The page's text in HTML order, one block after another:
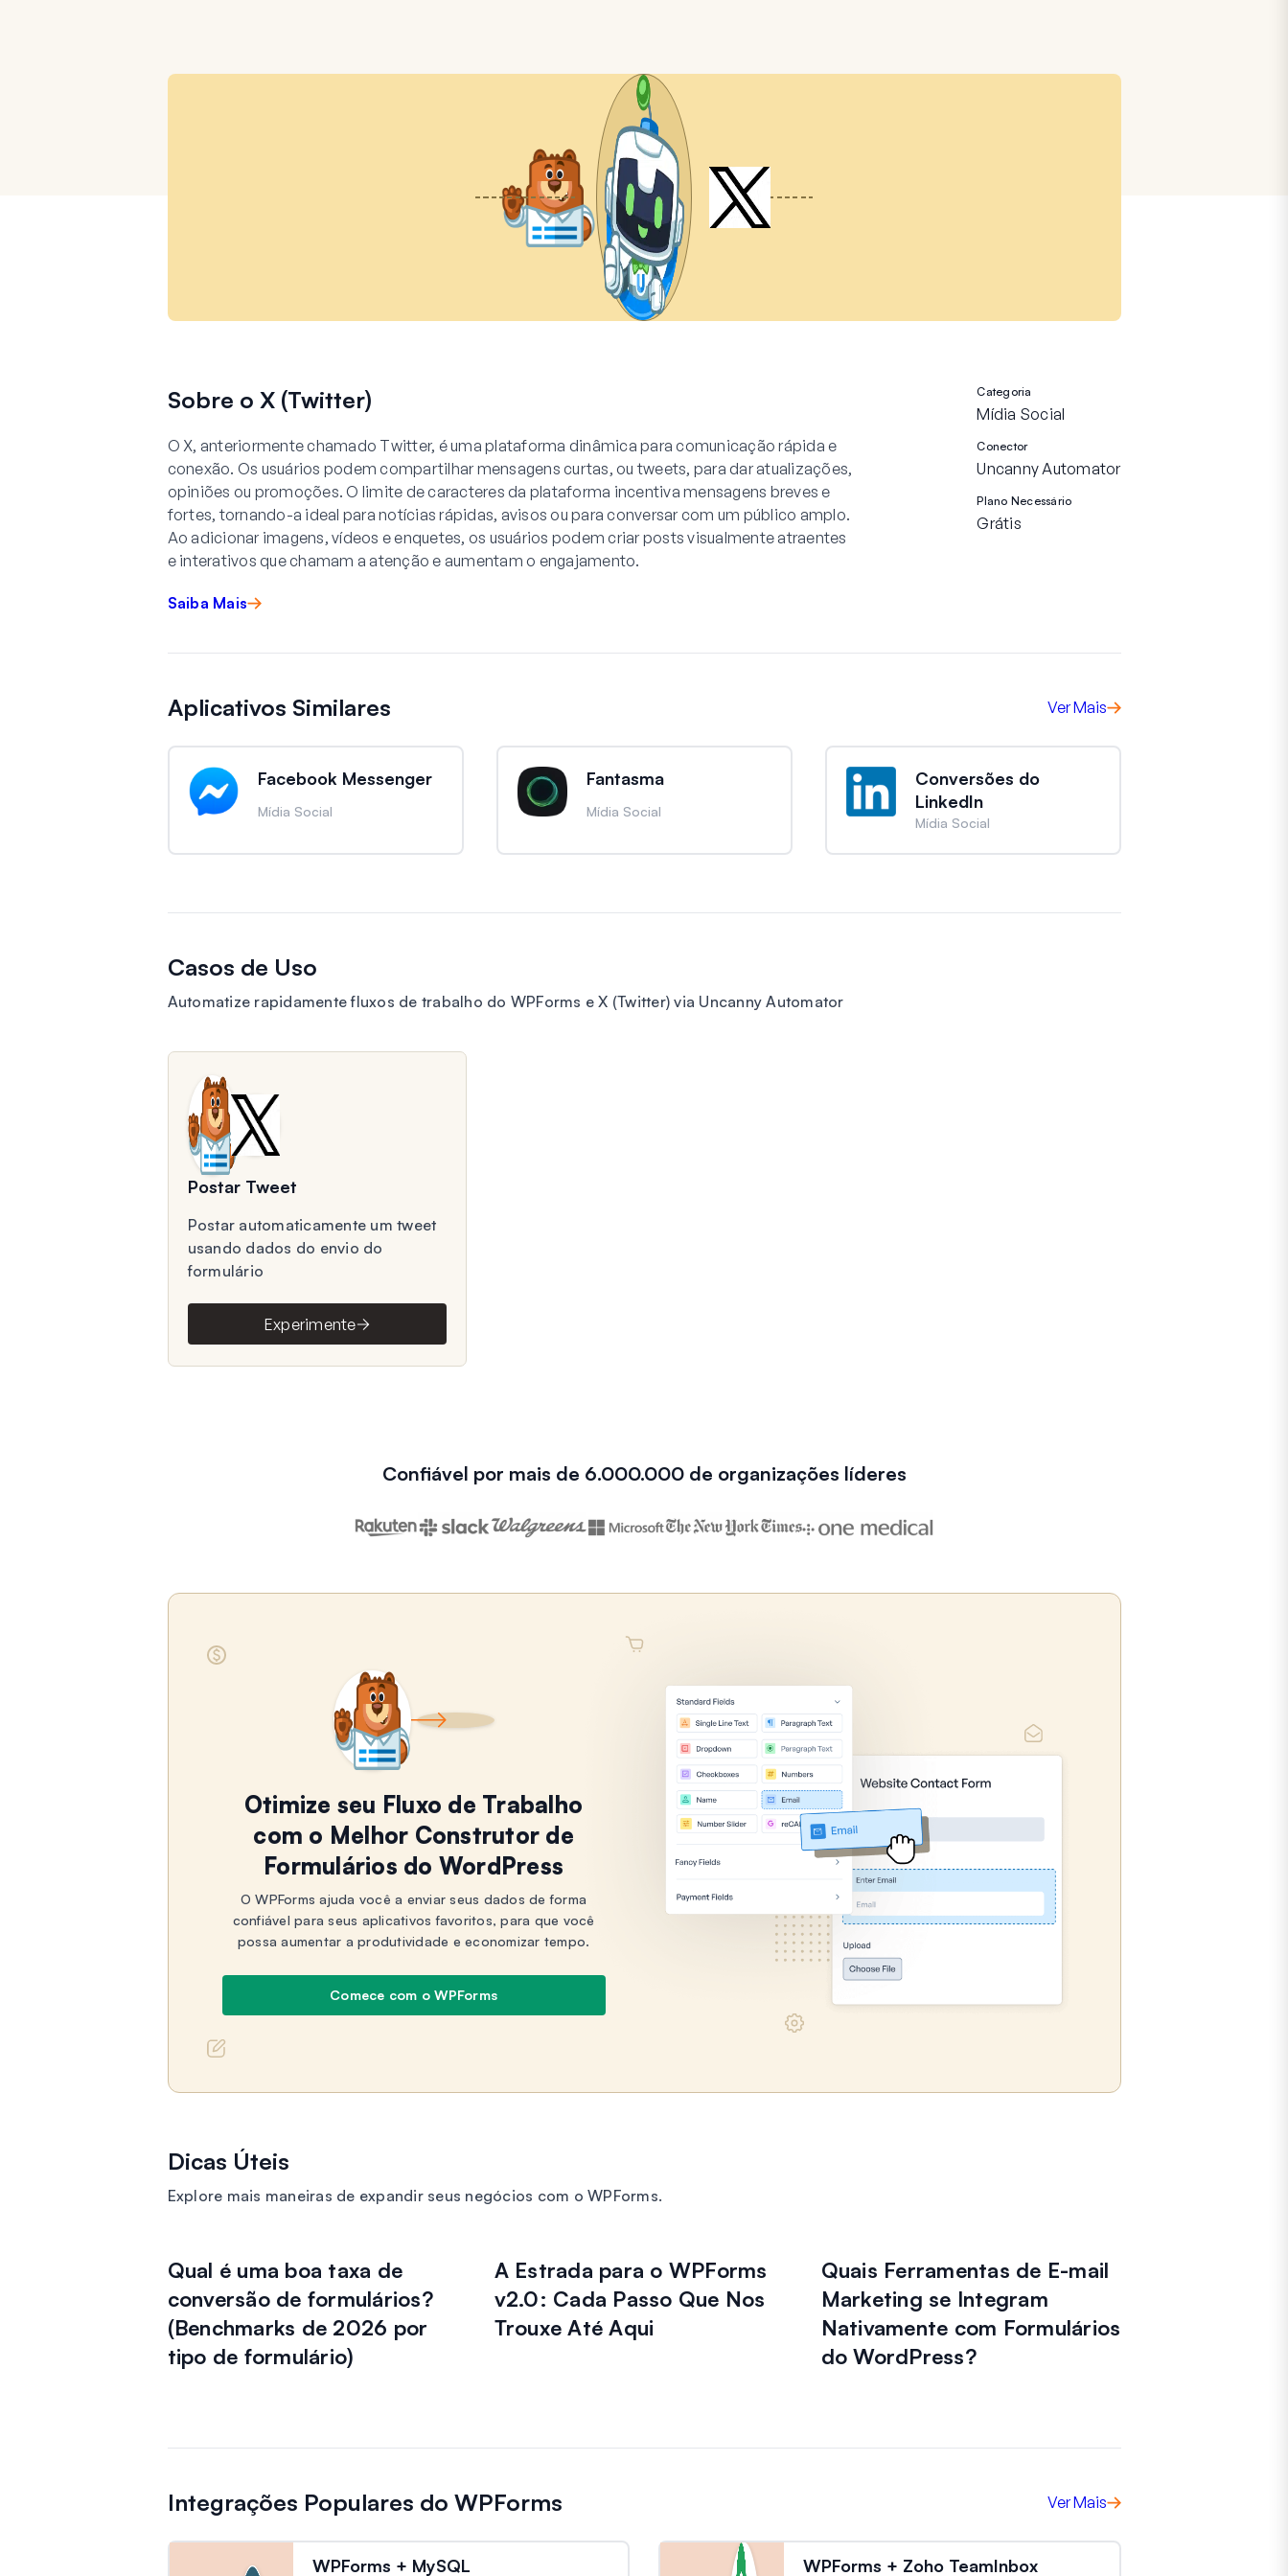
Sobre o X (Twitter)
O X, anteriormente chamado Twitter, é uma plataforma dinâmica para comunicação rápida e
conexão. Os usuários podem compartilhar mensagens curtas, ou tweets, para dar atualizações,
opiniões ou promoções. O limite de caracteres da plataforma incentiva mensagens breves e
fortes, tornando-a ideal para notícias rápidas, avisos ou para conversar com um público amplo.
Ao adicionar imagens, vídeos e enquetes, os usuários podem criar posts visualmente atraentes
e interativos que chamam a atenção e aumentam o engajamento.
Saiba Mais
Categoria
Mídia Social
Conector
Uncanny Automator
Plano Necessário
Grátis
Aplicativos Similares Ver Mais
Facebook Messenger
Mídia Social
Fantasma
Mídia Social
Conversões do
LinkedIn
Mídia Social
Casos de Uso
Automatize rapidamente fluxos de trabalho do WPForms e X (Twitter) via Uncanny Automator
Postar Tweet
Postar automaticamente um tweet
usando dados do envio do
formulário
Experimente
Confiável por mais de 6.000.000 de organizações líderes
Otimize seu Fluxo de Trabalho
com o Melhor Construtor de
Formulários do WordPress
O WPForms ajuda você a enviar seus dados de forma
confiável para seus aplicativos favoritos, para que você
possa aumentar a produtividade e economizar tempo.
Comece com o WPForms
Dicas Úteis
Explore mais maneiras de expandir seus negócios com o WPForms.
Qual é uma boa taxa de
conversão de formulários?
(Benchmarks de 2026 por
tipo de formulário)
A Estrada para o WPForms
v2.0: Cada Passo Que Nos
Trouxe Até Aqui
Quais Ferramentas de E-mail
Marketing se Integram
Nativamente com Formulários
do WordPress?
Integrações Populares do WPForms Ver Mais
WPForms + MySQL WPForms + Zoho TeamInbox